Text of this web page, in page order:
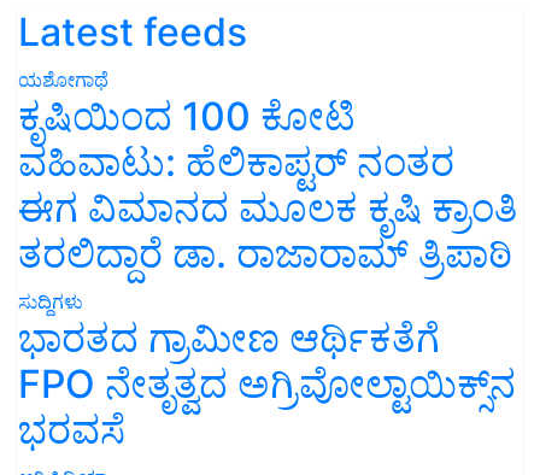
Latest feeds
ಯಶೋಗಾಥೆ
ಕೃಷಿಯಿಂದ 100 ಕೋಟಿ
ವಹಿವಾಟು: ಹೆಲಿಕಾಪ್ಟರ್ ನಂತರ
ಈಗ ವಿಮಾನದ ಮೂಲಕ ಕೃಷಿ ಕ್ರಾಂತಿ
ತರಲಿದ್ದಾರೆ ಡಾ. ರಾಜಾರಾಮ್ ತ್ರಿಪಾಠಿ
ಸುದ್ದಿಗಳು
ಭಾರತದ ಗ್ರಾಮೀಣ ಆರ್ಥಿಕತೆಗೆ
FPO ನೇತೃತ್ವದ ಅಗ್ರಿವೋಲ್ಟಾಯಿಕ್ಸ್‌ನ
ಭರವಸೆ